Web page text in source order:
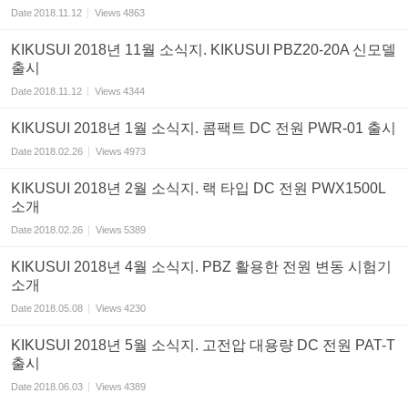
Date2018.11.12 Views 4863
KIKUSUI 2018년 11월 소식지. KIKUSUI PBZ20-20A 신모델
출시
Date2018.11.12 Views 4344
KIKUSUI 2018년 1월 소식지. 콤팩트 DC 전원 PWR-01 출시
Date2018.02.26 Views 4973
KIKUSUI 2018년 2월 소식지. 랙 타입 DC 전원 PWX1500L
소개
Date2018.02.26 Views 5389
KIKUSUI 2018년 4월 소식지. PBZ 활용한 전원 변동 시험기
소개
Date2018.05.08 Views 4230
KIKUSUI 2018년 5월 소식지. 고전압 대용량 DC 전원 PAT-T
출시
Date2018.06.03 Views 4389